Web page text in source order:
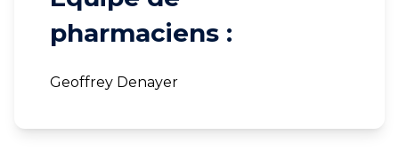
pharmaciens :
Geoffrey Denayer